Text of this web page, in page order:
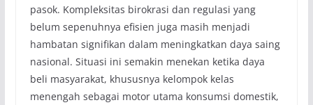
pasok. Kompleksitas birokrasi dan regulasi yang
belum sepenuhnya efisien juga masih menjadi
hambatan signifikan dalam meningkatkan daya saing
nasional. Situasi ini semakin menekan ketika daya
beli masyarakat, khususnya kelompok kelas
menengah sebagai motor utama konsumsi domestik,